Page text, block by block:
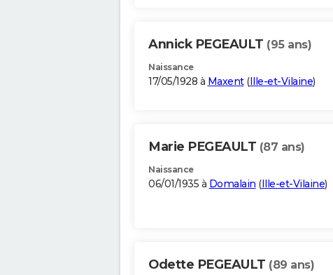
Annick PEGEAULT (95 ans)
Naissance
17/05/1928 à Maxent(Ille-et-Vilaine)
Marie PEGEAULT (87 ans)
Naissance
06/01/1935 à Domalain (Ille-et-Vilaine)
Odette PEGEAULT (89 ans)